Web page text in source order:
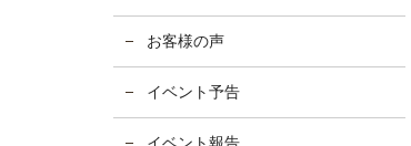
お客様の声
イベント予告